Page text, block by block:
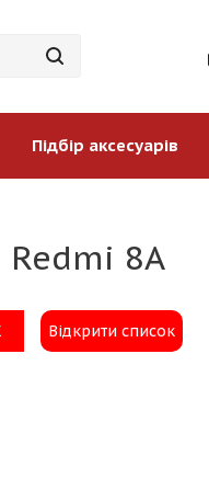
Підбір аксесуарів
8A
Відкрити список